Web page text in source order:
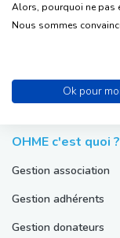
de la
OHME c'est quoi ?
Gestion association
Gestion adhérents
Gestion donateurs
Alors, pourquoi ne pas
Nous sommes
Ok pour moi